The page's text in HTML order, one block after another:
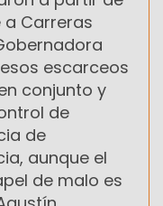
a Carreras
escarceos
conjunto y
de
de
aunque el
de malo es